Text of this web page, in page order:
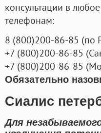
консультации в
телефонам:
8 (800)200-86-85 (по
+7 (800)200-86-85 (
+7 (800)200-86-85 (
Обязательно
Сиалис
Для